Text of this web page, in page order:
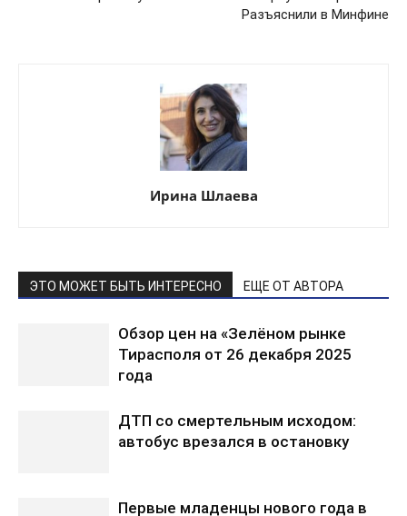
Разъяснили в Минфине
Ирина Шлаева
ЭТО МОЖЕТ БЫТЬ ИНТЕРЕСНО ЕЩЕ ОТ АВТОРА
Обзор цен на «Зелёном рынке
Тирасполя от 26 декабря 2025
года
ДТП со смертельным исходом:
автобус врезался в остановку
Первые младенцы нового года в